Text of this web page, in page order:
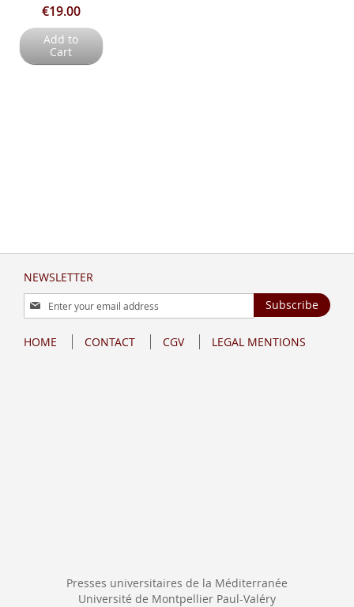
€19.00
Add to
Cart
NEWSLETTER
Sign
Up
Our
Subscribe
HOME CONTACT CGV LEGAL MENTIONS
Presses universitaires de la Méditerranée
Université de Montpellier Paul-Valéry